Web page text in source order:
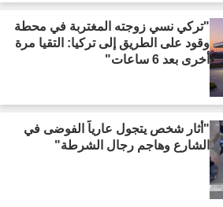
"تركي نسي زوجته المغتربة في محطة
وقود على الطريق إلى تركيا: التقيا مرة
أخرى بعد 6 ساعات"
"أثار شخص يتجول عارياً الفوضى في
الشارع وهاجم رجال الشرطة"